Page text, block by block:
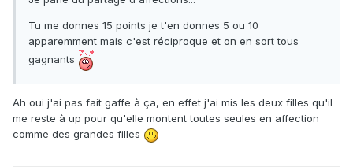
Tu me donnes 15 points je t'en donnes 5 ou 10
apparemment mais c'est réciproque et on en sort tous
gagnants
Ah oui j'ai pas fait gaffe à ça, en effet j'ai mis les deux filles qu'il
me reste à up pour qu'elle montent toutes seules en affection
comme des grandes filles